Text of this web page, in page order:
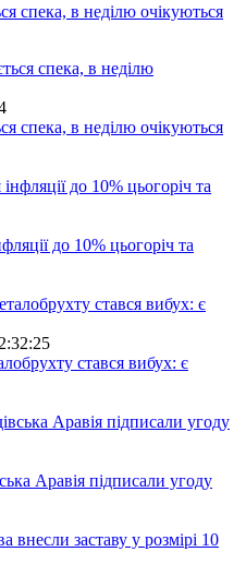
спека, в неділю очікуються
спека, в неділю очікуються
до 10% цьогоріч та
стався вибух: є
Аравія підписали угоду